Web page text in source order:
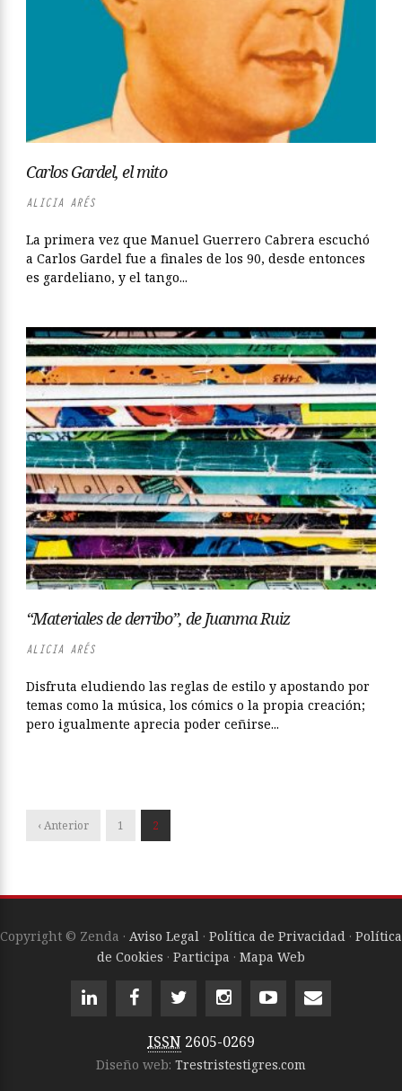
Carlos Gardel, el mito
ALICIA ARÉS
La primera vez que Manuel Guerrero Cabrera escuchó
a Carlos Gardel fue a finales de los 90, desde entonces
es gardeliano, y el tango...
“Materiales de derribo”, de Juanma Ruiz
ALICIA ARÉS
Disfruta eludiendo las reglas de estilo y apostando por
temas como la música, los cómics o la propia creación;
pero igualmente aprecia poder ceñirse...
‹ Anterior 1 2
Copyright © Zenda · Aviso Legal · Política de Privacidad · Política
de Cookies · Participa · Mapa Web
ISSN 2605-0269
Diseño web: Trestristestigres.com